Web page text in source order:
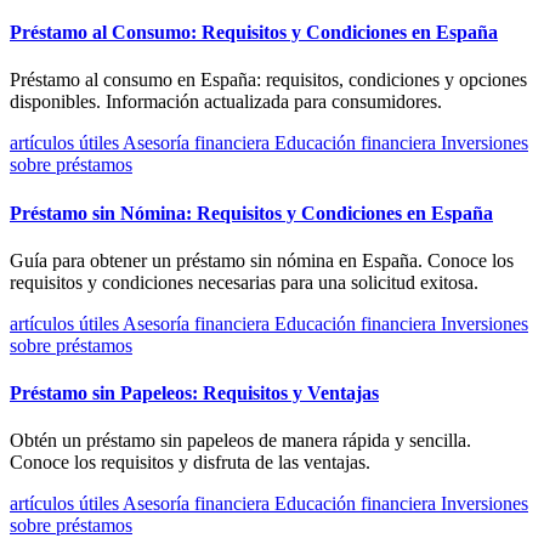
Préstamo al Consumo: Requisitos y Condiciones en España
Préstamo al consumo en España: requisitos, condiciones y opciones
disponibles. Información actualizada para consumidores.
artículos útiles Asesoría financiera Educación financiera Inversiones
sobre préstamos
Préstamo sin Nómina: Requisitos y Condiciones en España
Guía para obtener un préstamo sin nómina en España. Conoce los
requisitos y condiciones necesarias para una solicitud exitosa.
artículos útiles Asesoría financiera Educación financiera Inversiones
sobre préstamos
Préstamo sin Papeleos: Requisitos y Ventajas
Obtén un préstamo sin papeleos de manera rápida y sencilla.
Conoce los requisitos y disfruta de las ventajas.
artículos útiles Asesoría financiera Educación financiera Inversiones
sobre préstamos